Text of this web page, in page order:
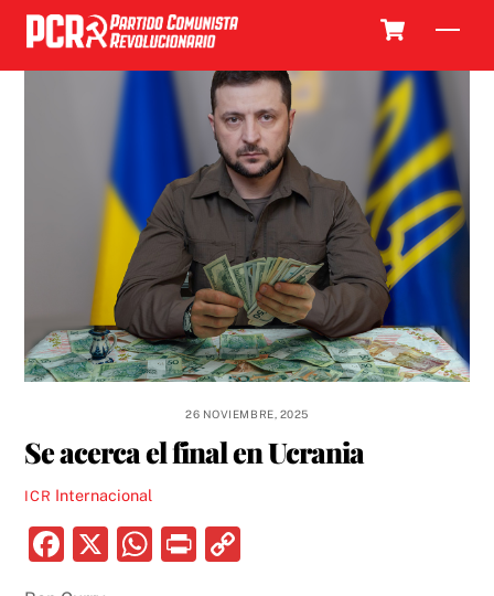
Skip
content
26 NOVIEMBRE, 2025
Se acerca el final en Ucrania
ICR Internacional
F
X
W P